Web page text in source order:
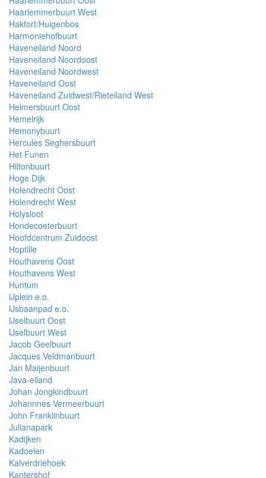
Haarlemmerbuurt West
Hakfort/Huigenbos
Harmoniehofbuurt
Haveneiland Noord
Haveneiland Noordoost
Haveneiland Noordwest
Haveneiland Oost
Haveneiland Zuidwest/Rieteiland West
Helmersbuurt Oost
Hemelrijk
Hemonybuurt
Hercules Seghersbuurt
Het Funen
Hiltonbuurt
Hoge Dijk
Holendrecht Oost
Holendrecht West
Holysloot
Hondecoeterbuurt
Hoofdcentrum Zuidoost
Hoptille
Houthavens Oost
Houthavens West
Huntum
IJplein e.o.
IJsbaanpad e.o.
IJselbuurt Oost
IJselbuurt West
Jacob Geelbuurt
Jacques Veldmanbuurt
Jan Maijenbuurt
Java-eiland
Johan Jongkindbuurt
Johannnes Vermeerbuurt
John Franklinbuurt
Julianapark
Kadijken
Kadoelen
Kalverdriehoek
Kantershof